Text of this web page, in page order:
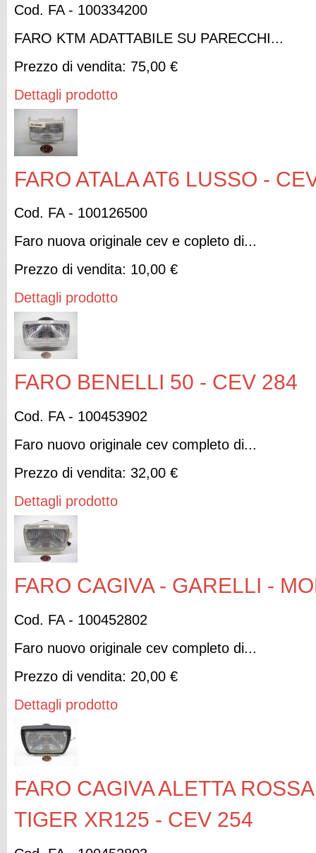
Cod. FA - 100334200
FARO KTM ADATTABILE SU PARECCHI...
Prezzo di vendita: 75,00 €
Dettagli prodotto
FARO ATALA AT6 LUSSO -
Cod. FA - 100126500
Faro nuova originale cev e copleto di...
Prezzo di vendita: 10,00 €
Dettagli prodotto
FARO BENELLI 50 - CEV 284
Cod. FA - 100453902
Faro nuovo originale cev completo di...
Prezzo di vendita: 32,00 €
Dettagli prodotto
FARO CAGIVA - GARELLI -
Cod. FA - 100452802
Faro nuovo originale cev completo di...
Prezzo di vendita: 20,00 €
Dettagli prodotto
FARO CAGIVA ALETTA
TIGER XR125 - CEV 254